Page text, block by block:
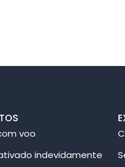
voo
indevidamente